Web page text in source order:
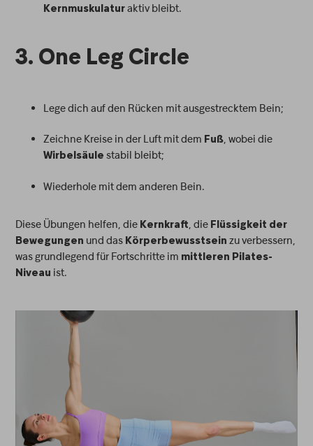
Kernmuskulatur aktiv bleibt.
3. One Leg Circle
Lege dich auf den Rücken mit ausgestrecktem Bein;
Zeichne Kreise in der Luft mit dem Fuß, wobei die
Wirbelsäule stabil bleibt;
Wiederhole mit dem anderen Bein.
Diese Übungen helfen, die Kernkraft, die Flüssigkeit der
Bewegungen und das Körperbewusstsein zu verbessern,
was grundlegend für Fortschritte im mittleren Pilates-
Niveau ist.